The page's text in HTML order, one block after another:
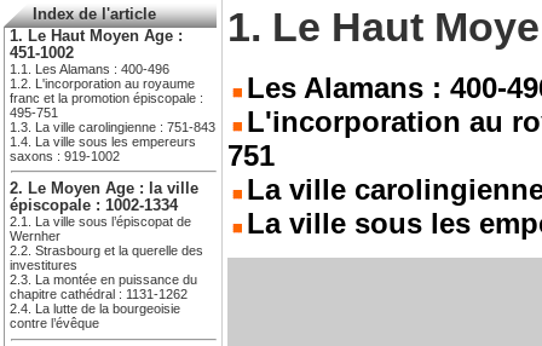
Index de l'article
1. Le Haut Moyen Age :
451-1002
1.1. Les Alamans : 400-496
1.2. L'incorporation au royaume
franc et la promotion épiscopale :
495-751
1.3. La ville carolingienne : 751-843
1.4. La ville sous les empereurs
saxons : 919-1002
2. Le Moyen Age : la ville
épiscopale : 1002-1334
2.1. La ville sous l’épiscopat de
Wernher
2.2. Strasbourg et la querelle des
investitures
2.3. La montée en puissance du
chapitre cathédral : 1131-1262
2.4. La lutte de la bourgeoisie
contre l’évêque
1. Le Haut
Les Alamans : 400-
L'incorporation au
751
La ville
La ville sous les